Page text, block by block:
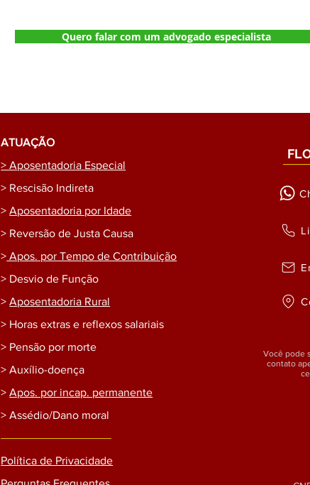
Quero falar com um advogado especialista
ATUAÇÃO
> Aposentadoria Especial
> Rescisão Indireta
>Aposentadoria por Idade
> Reversão de Justa Causa
> Apos. por Tempo de Contribuição
> Desvio de Função
>Aposentadoria Rural
> Horas extras e reflexos salariais
> Pensão por morte
> Auxílio-doença
>Apos. por incap. permanente
> Assédio/Dano moral
Política de Privacidade
Você pode
contato